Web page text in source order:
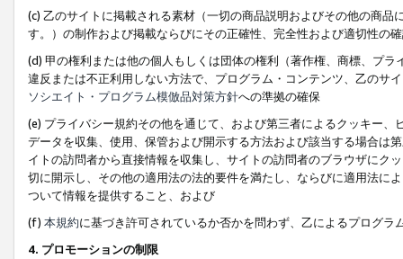
(c) 乙のサイトに掲載される素材（一切の商品説明およびその他の商
す。）の制作および掲載ならびにその正確性、完全性および適切性の
(d) 甲の権利または他の個人もしくは団体の権利（著作権、商標、プ
違反または不正利用しない方法で、プログラム・コンテンツ、乙のサ
ソシエイト・プログラム模倣品対策方針への準拠の確保
(e) プライバシー規約その他を通じて、および第三者によるクッキー
データを収集、使用、保管および開示する方法および該当する場合は
イトの訪問者から直接情報を収集し、サイトの訪問者のブラウザにク
切に開示し、その他の適用法の法的要件を満たし、ならびに適用法に
ついて情報を提供すること、および
(f) 本規約に基づき許可されているか否かを問わず、乙によるプログ
4. プロモーションの制限